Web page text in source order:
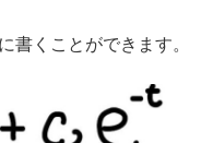
書くことができます。